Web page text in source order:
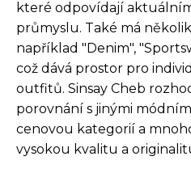
které odpovídají
průmyslu. Také má
například "Denim",
což dává prostor pro
outfitů. Sinsay Cheb
porovnání s jinými
cenovou kategorií a
vysokou kvalitu a